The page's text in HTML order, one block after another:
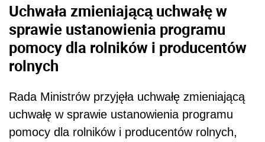
Uchwała zmieniającą uchwałę w
sprawie ustanowienia programu
pomocy dla rolników i producentów
rolnych
Rada Ministrów przyjęła uchwałę zmieniającą
uchwałę w sprawie ustanowienia programu
pomocy dla rolników i producentów rolnych,